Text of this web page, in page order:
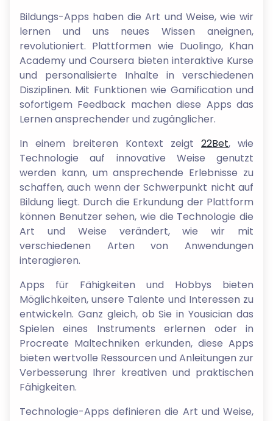
Bildungs-Apps haben die Art und Weise, wie wir
lernen und uns neues Wissen aneignen,
revolutioniert. Plattformen wie Duolingo, Khan
Academy und Coursera bieten interaktive Kurse
und personalisierte Inhalte in verschiedenen
Disziplinen. Mit Funktionen wie Gamification und
sofortigem Feedback machen diese Apps das
Lernen ansprechender und zugänglicher.
In einem breiteren Kontext zeigt 22Bet, wie
Technologie auf innovative Weise genutzt
werden kann, um ansprechende Erlebnisse zu
schaffen, auch wenn der Schwerpunkt nicht auf
Bildung liegt. Durch die Erkundung der Plattform
können Benutzer sehen, wie die Technologie die
Art und Weise verändert, wie wir mit
verschiedenen Arten von Anwendungen
interagieren.
Apps für Fähigkeiten und Hobbys bieten
Möglichkeiten, unsere Talente und Interessen zu
entwickeln. Ganz gleich, ob Sie in Yousician das
Spielen eines Instruments erlernen oder in
Procreate Maltechniken erkunden, diese Apps
bieten wertvolle Ressourcen und Anleitungen zur
Verbesserung Ihrer kreativen und praktischen
Fähigkeiten.
Technologie-Apps definieren die Art und Weise,